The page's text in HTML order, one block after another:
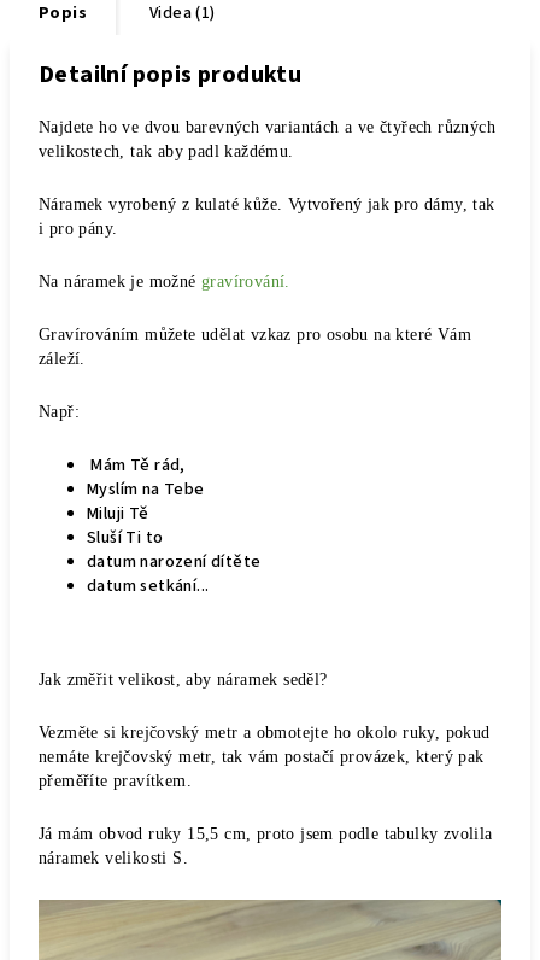
Popis Videa (1)
Detailní popis produktu
Najdete ho ve dvou barevných variantách a ve čtyřech různých
velikostech, tak aby padl každému.
Náramek vyrobený z kulaté kůže. Vytvořený jak pro dámy, tak
i pro pány.
Na náramek je možnégravírování.
Gravírováním můžete udělat vzkaz pro osobu na které Vám
záleží.
Např:
Mám Tě rád,
Myslím na Tebe
Miluji Tě
Sluší Ti to
datum narození dítěte
datum setkání...
Jak změřit velikost, aby náramek seděl?
Vezměte si krejčovský metr a obmotejte ho okolo ruky, pokud
nemáte krejčovský metr, tak vám postačí provázek, který pak
přeměříte pravítkem.
Já mám obvod ruky 15,5 cm, proto jsem podle tabulky zvolila
náramek velikosti S.